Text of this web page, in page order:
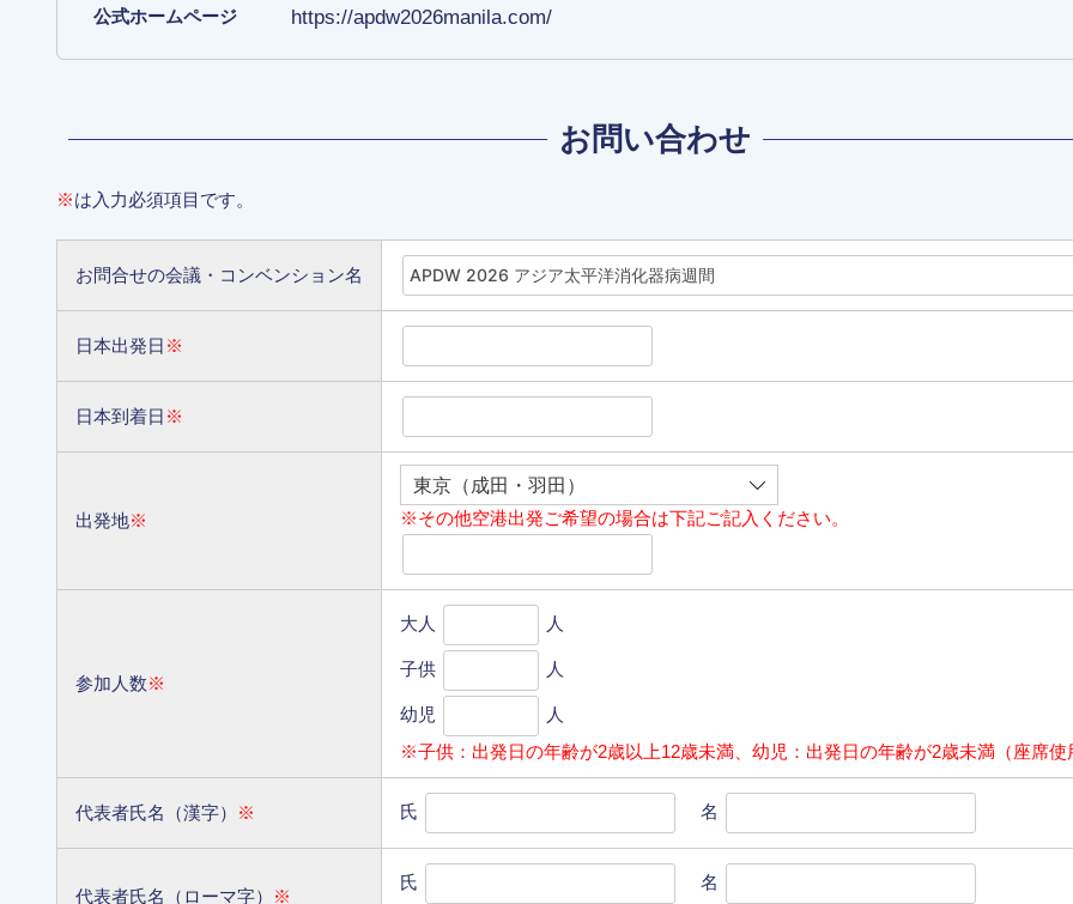
公式ホームページ https://apdw2026manila.com/
お問い合わせ
※は入力必須項目です。
お問合せの会議・コンベンション名
日本出発日 ※
日本到着日 ※
出発地※ ※その他空港出発ご希望の場合は下記ご記入ください。
参加人数※
大人 人
子供 人
幼児
人
※子供：出発日の年齢が2歳以上12歳未満、幼児：出発日の年齢が2歳未満（座席使
代表者氏名（漢字） ※ 氏 名
代表者氏名（ローマ字） ※
氏
名